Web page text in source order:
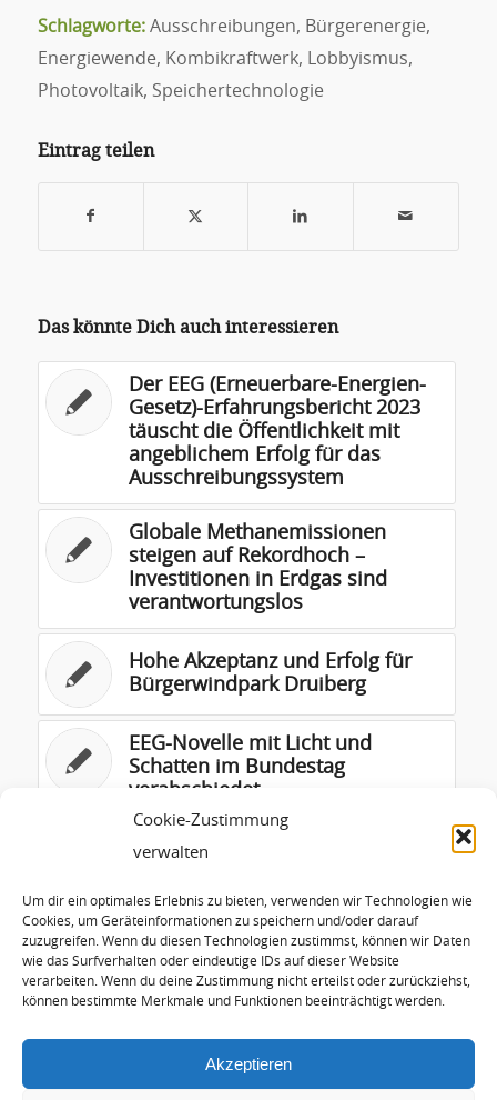
Cookie-Zustimmung
verwalten
Um dir ein optimales Erlebnis zu bieten, verwenden wir Technologien wie
Cookies, um Geräteinformationen zu speichern und/oder darauf
zuzugreifen. Wenn du diesen Technologien zustimmst, können wir Daten
wie das Surfverhalten oder eindeutige IDs auf dieser Website
verarbeiten. Wenn du deine Zustimmung nicht erteilst oder zurückziehst,
können bestimmte Merkmale und Funktionen beeinträchtigt werden.
Akzeptieren
Schlagworte: Ausschreibungen, Bürgerenergie,
Energiewende, Kombikraftwerk, Lobbyismus,
Photovoltaik, Speichertechnologie
Eintrag teilen
Das könnte Dich auch interessieren
Der EEG (Erneuerbare-Energien-
Gesetz)-Erfahrungsbericht 2023
täuscht die Öffentlichkeit mit
angeblichem Erfolg für das
Ausschreibungssystem
Globale Methanemissionen
steigen auf Rekordhoch –
Investitionen in Erdgas sind
verantwortungslos
Hohe Akzeptanz und Erfolg für
Bürgerwindpark Druiberg
EEG-Novelle mit Licht und
Schatten im Bundestag
verabschiedet
Bremer Solidarstrom – eine
Eigeninitiative
Bayern: Weiter Schlusslicht bei
Windkraft – Solarinitiativen
laden wieder ein